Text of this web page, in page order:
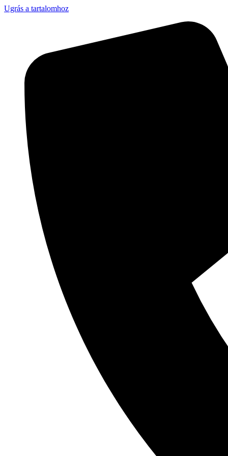
Ugrás a tartalomhoz